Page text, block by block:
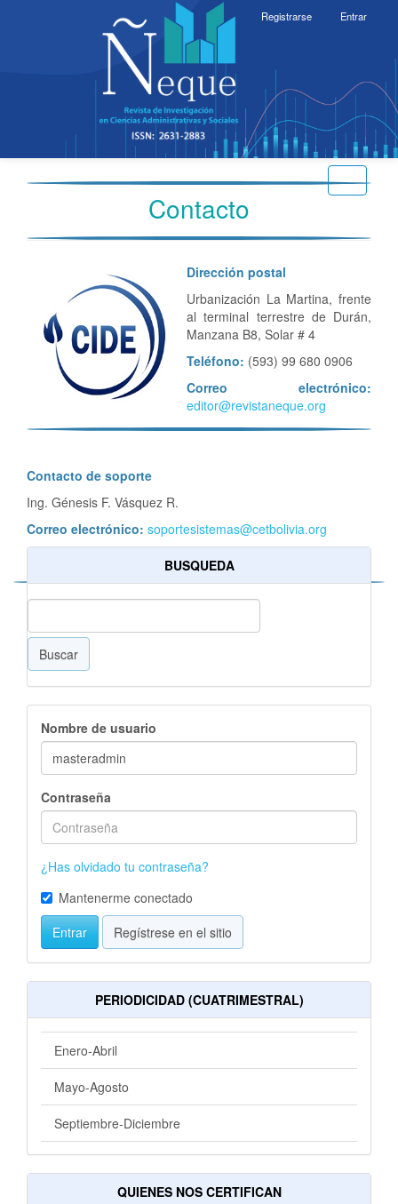
Registrarse Entrar
Toggle
Contacto
Dirección postal
Urbanización La Martina, frente
al terminal terrestre de Durán,
Manzana B8, Solar # 4
Teléfono: (593) 99 680 0906
Correo electrónico:
editor@revistaneque.org
Contacto de soporte
Ing. Génesis F. Vásquez R.
Correo electrónico: soportesistemas@cetbolivia.org
BUSQUEDA
Buscar
Nombre de usuario
Contraseña
¿Has olvidado tu contraseña?
Mantenerme conectado
Entrar
Regístrese en el sitio
PERIODICIDAD (CUATRIMESTRAL)
Enero-Abril
Mayo-Agosto
Septiembre-Diciembre
QUIENES NOS CERTIFICAN